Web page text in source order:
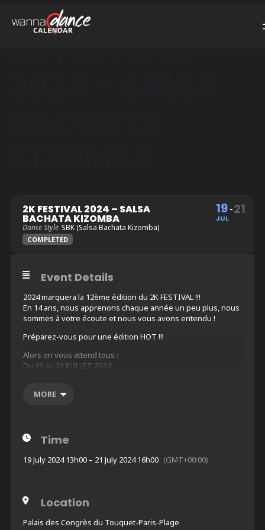
19
JUL
21
2K FESTIVAL 2024 – SALSA
BACHATA KIZOMBA
Dance Style SBK (Salsa Bachata Kizomba)
COMPLETED
Event Details
2024 marquera la 12ème édition du 2K FESTIVAL !!!
En 14 ans, nous apprenons chaque année un peu plus, nous
sommes à votre écoute et nous vous avons entendu !
Préparez-vous pour une édition HOT !!!
Alors on vous attend tous :
Du 19 au 21 JUILLET 2024
==========
A VENIR
==========
A VENIR
=====================================================
MORE
Time
19 July 2024 13h00 – 21 July 2024 16h00 (GMT+00:00)
Location
Palais des Congrès du Touquet-Paris-Plage